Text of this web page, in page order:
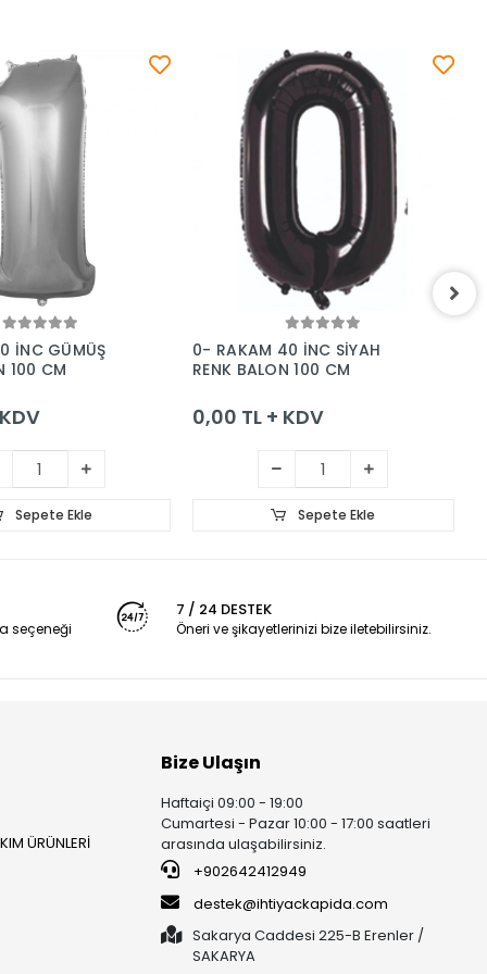
Sepete Ekle
İNC GÜMÜŞ
100 CM
Sepete Ekle
Sepete Ekle
0- RAKAM 40 İNC SİYAH
RENK BALON 100 CM
0,00 TL + KDV
Sepete Ekle
seçeneği
7 / 24 DESTEK
Öneri ve şikayetlerinizi bize iletebilirsiniz.
ÜRÜNLERİ
Bize Ulaşın
Haftaiçi 09:00 - 19:00
Cumartesi - Pazar 10:00 - 17:00 saatleri
arasında ulaşabilirsiniz.
+902642412949
destek@ihtiyackapida.com
Sakarya Caddesi 225-B Erenler /
SAKARYA